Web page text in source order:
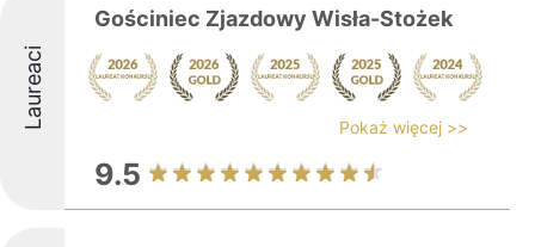
Laureaci
Gościniec Zjazdowy Wisła-Stożek
Pokaż więcej >>
9.5